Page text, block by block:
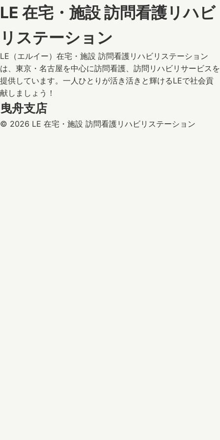
LE 在宅・施設 訪問看護リハビ
リステーション
LE（エルイー）在宅・施設 訪問看護リハビリステーション
は、東京・名古屋を中心に訪問看護、訪問リハビリサービスを
提供しています。一人ひとりが活き活きと輝けるLEで社会貢
献しましょう！
曳舟支店
© 2026 LE 在宅・施設 訪問看護リハビリステーション